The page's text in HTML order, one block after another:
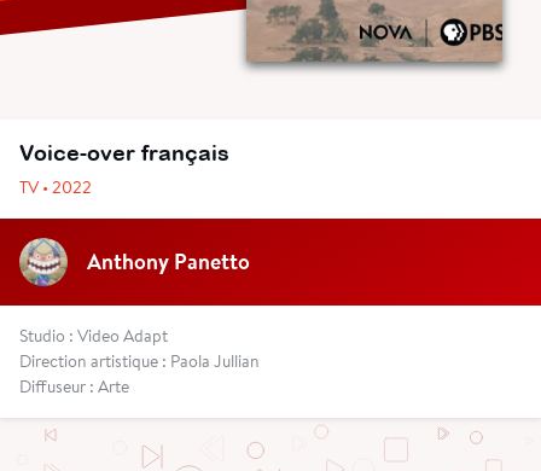
Voice-over français
TV • 2022
Anthony Panetto
Studio : Video Adapt
Direction artistique : Paola Jullian
Diffuseur : Arte